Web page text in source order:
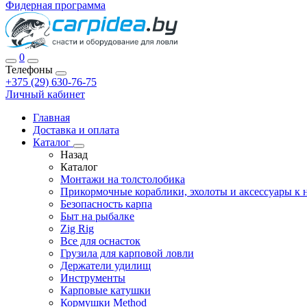
Фидерная программа
0
Телефоны
+375 (29) 630-76-75
Личный кабинет
Главная
Доставка и оплата
Каталог
Назад
Каталог
Монтажи на толстолобика
Прикормочные кораблики, эхолоты и аксессуары к
Безопасность карпа
Быт на рыбалке
Zig Rig
Все для оснасток
Грузила для карповой ловли
Держатели удилищ
Инструменты
Карповые катушки
Кормушки Method